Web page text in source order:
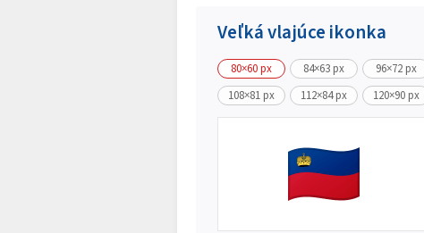
Veľká vlajúce ikonka
80×60 px 84×63 px
96×72 px
108×81 px
112×84 px 120×90 px